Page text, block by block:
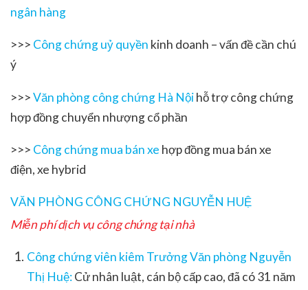
ngân hàng
>>> Công chứng uỷ quyền kinh doanh – vấn đề cần chú
ý
>>>Văn phòng công chứng Hà Nộihỗ trợ công chứng
hợp đồng chuyển nhượng cổ phần
>>> Công chứng mua bán xe hợp đồng mua bán xe
điện, xe hybrid
VĂN PHÒNG CÔNG CHỨNG NGUYỄN HUỆ
Miễn phí dịch vụ công chứng tại nhà
Công chứng viên kiêm Trưởng Văn phòng Nguyễn
Thị Huệ:Cử nhân luật, cán bộ cấp cao, đã có 31 năm